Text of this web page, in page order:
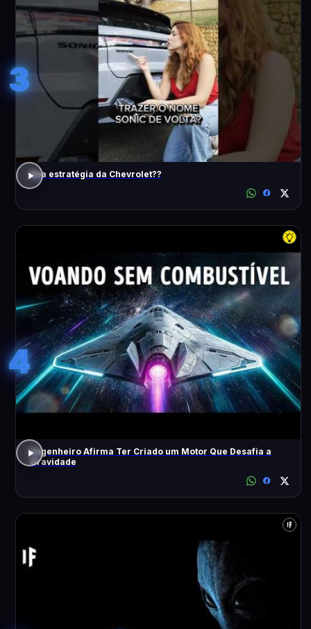
3
Boa estratégia da Chevrolet??
4
Engenheiro Afirma Ter Criado um Motor Que Desafia a
Gravidade